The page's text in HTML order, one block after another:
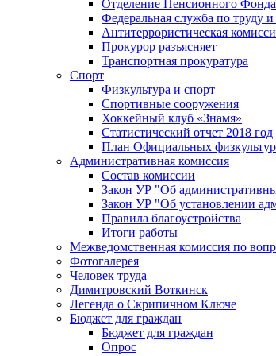
Отделение Пенсионного
Федеральная служба по труду и
Антитеррористическая
Прокурор разъясняет
Транспортная прокуратура
Спорт
Физкультура и спорт
Спортивные сооружения
Хоккейный клуб «Знамя»
Статистический отчет 2018 год
План Официальных
Административная комиссия
Состав комиссии
Закон УР "Об
Закон УР "Об установлении
Правила благоустройства
Итоги работы
Межведомственная комиссия по
Фотогалерея
Человек труда
Димитровский Воткинск
Легенда о Скрипичном Ключе
Бюджет для граждан
Бюджет для граждан
Опрос